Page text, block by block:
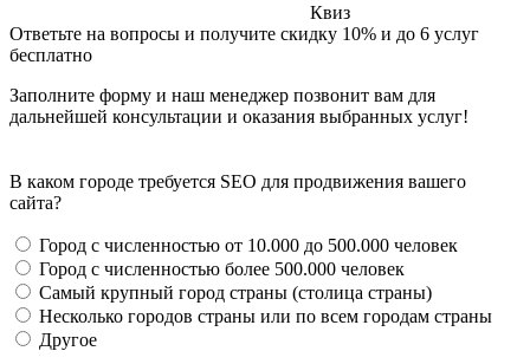
Квиз
Ответьте на вопросы и получите скидку 10% и до 6 услуг
бесплатно
Заполните форму и наш менеджер позвонит вам для
дальнейшей консультации и оказания выбранных услуг!
В каком городе требуется SEO для продвижения вашего
сайта?
Город с численностью от 10.000 до 500.000 человек
Город с численностью более 500.000 человек
Самый крупный город страны (столица страны)
Несколько городов страны или по всем городам страны
Другое